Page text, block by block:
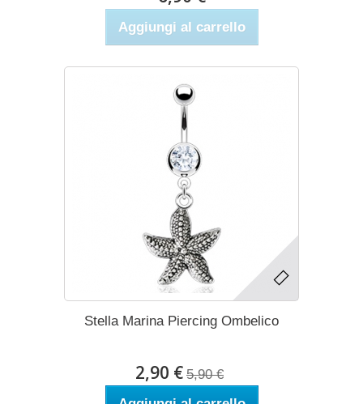
Aggiungi al carrello
Stella Marina Piercing Ombelico
2,90 € 5,90 €